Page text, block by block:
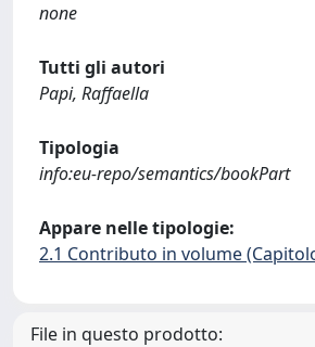
none
Tutti gli autori
Papi, Raffaella
Tipologia
info:eu-repo/semantics/bookPart
Appare nelle tipologie:
2.1 Contributo in volume
File in questo prodotto: